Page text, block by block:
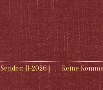
Sender:11-2026| Keine